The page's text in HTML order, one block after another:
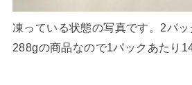
凍っている状態の写真です。2パッ
288gの商品なので1パックあたり